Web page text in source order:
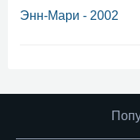
Энн-Мари - 2002